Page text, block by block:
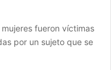
mujeres fueron víctimas
por un sujeto que se